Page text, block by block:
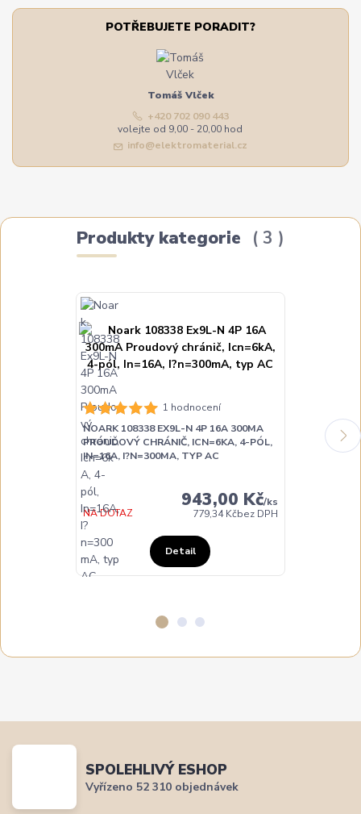
POTŘEBUJETE PORADIT?
Tomáš Vlček
+420 702 090 443
volejte od 9,00 - 20,00 hod
info@elektromaterial.cz
Produkty kategorie 3
1 hodnocení
NOARK 108338 EX9L-N 4P 16A 300MA
PROUDOVÝ CHRÁNIČ, ICN=6KA, 4-PÓL,
IN=16A, I?N=300MA, TYP AC
943,00 Kč/ks
779,34 Kčbez DPH
NA DOTAZ
Detail
PROUDOVÝ
IN=25A,
SPOLEHLIVÝ ESHOP
Vyřízeno 52 310 objednávek